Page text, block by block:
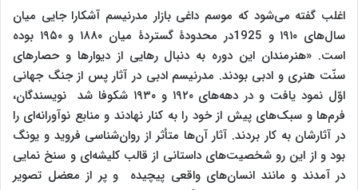
اغلب گفته می‌شود که موسم داغی بازار مدرنیسم آشکارا جایی میان
سال‌های ۱۹۱۰ و 1925در محدودۀ گستردۀ میان ۱۸۸۰ و ۱۹۵۰ بوده
است. «هنرمندان این دوره به دنبال رهایی از دیوارها و حصارهای
سنّت هنری و ادبی بودند. مدرنیسم ادبی در آثار پس از جنگ جهانی
اوّل نمود یافت و در دهه‌های ۱۹۲۰ و ۱۹۳۰ شکوفا شد نویسندگان،
فرم‌ها و سبک‌های پیش از خود را به کنار نهادند و منابع نوآورانه‌ای را
در آثارشان به کار بردند. آثار آن‌ها متأثر از روان‌شناسی فروید و یونگ
بود و از این رو شخصیت‌های داستانی از قالب کلیشه‌ای و سنخ نمایی
در آمدند و مانند انسان‌های واقعی پیچیده و پر از معضل تصویر